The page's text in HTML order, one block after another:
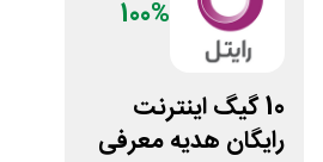
100%
10 گیگ اینترنت
رایگان هدیه معرفی